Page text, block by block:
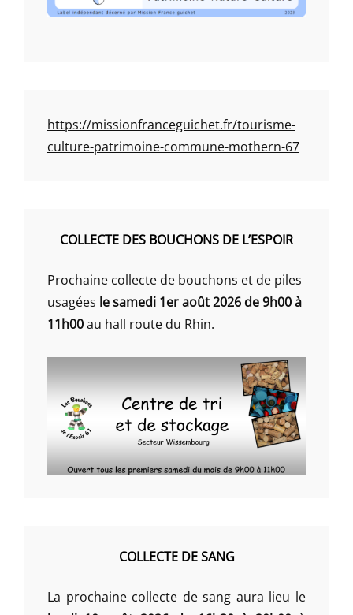
https://missionfranceguichet.fr/tourisme-
culture-patrimoine-commune-mothern-67
COLLECTE DES BOUCHONS DE L’ESPOIR
Prochaine collecte de bouchons et de piles
usagées le samedi 1er août 2026 de 9h00 à
11h00au hall route du Rhin.
COLLECTE DE SANG
La prochaine collecte de sang aura lieu le